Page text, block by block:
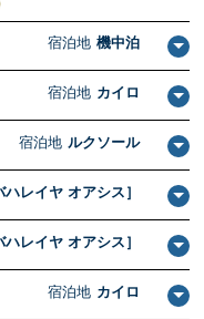
宿泊地 機中泊
宿泊地 カイロ
宿泊地 ルクソール
レイヤ オアシス］
レイヤ オアシス］
宿泊地 カイロ